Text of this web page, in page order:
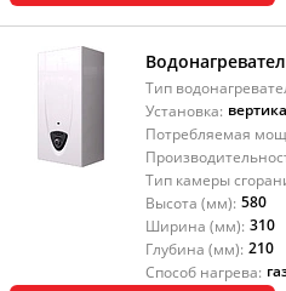
Тип
Установка:
Потребляемая
Тип камеры
Высота (мм): 580
Ширина (мм): 310
Глубина (мм): 210
Способ нагрева: